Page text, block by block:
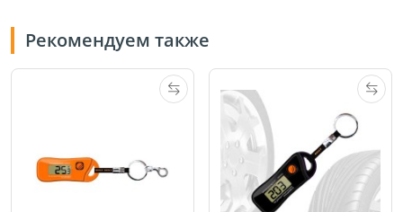
Рекомендуем также